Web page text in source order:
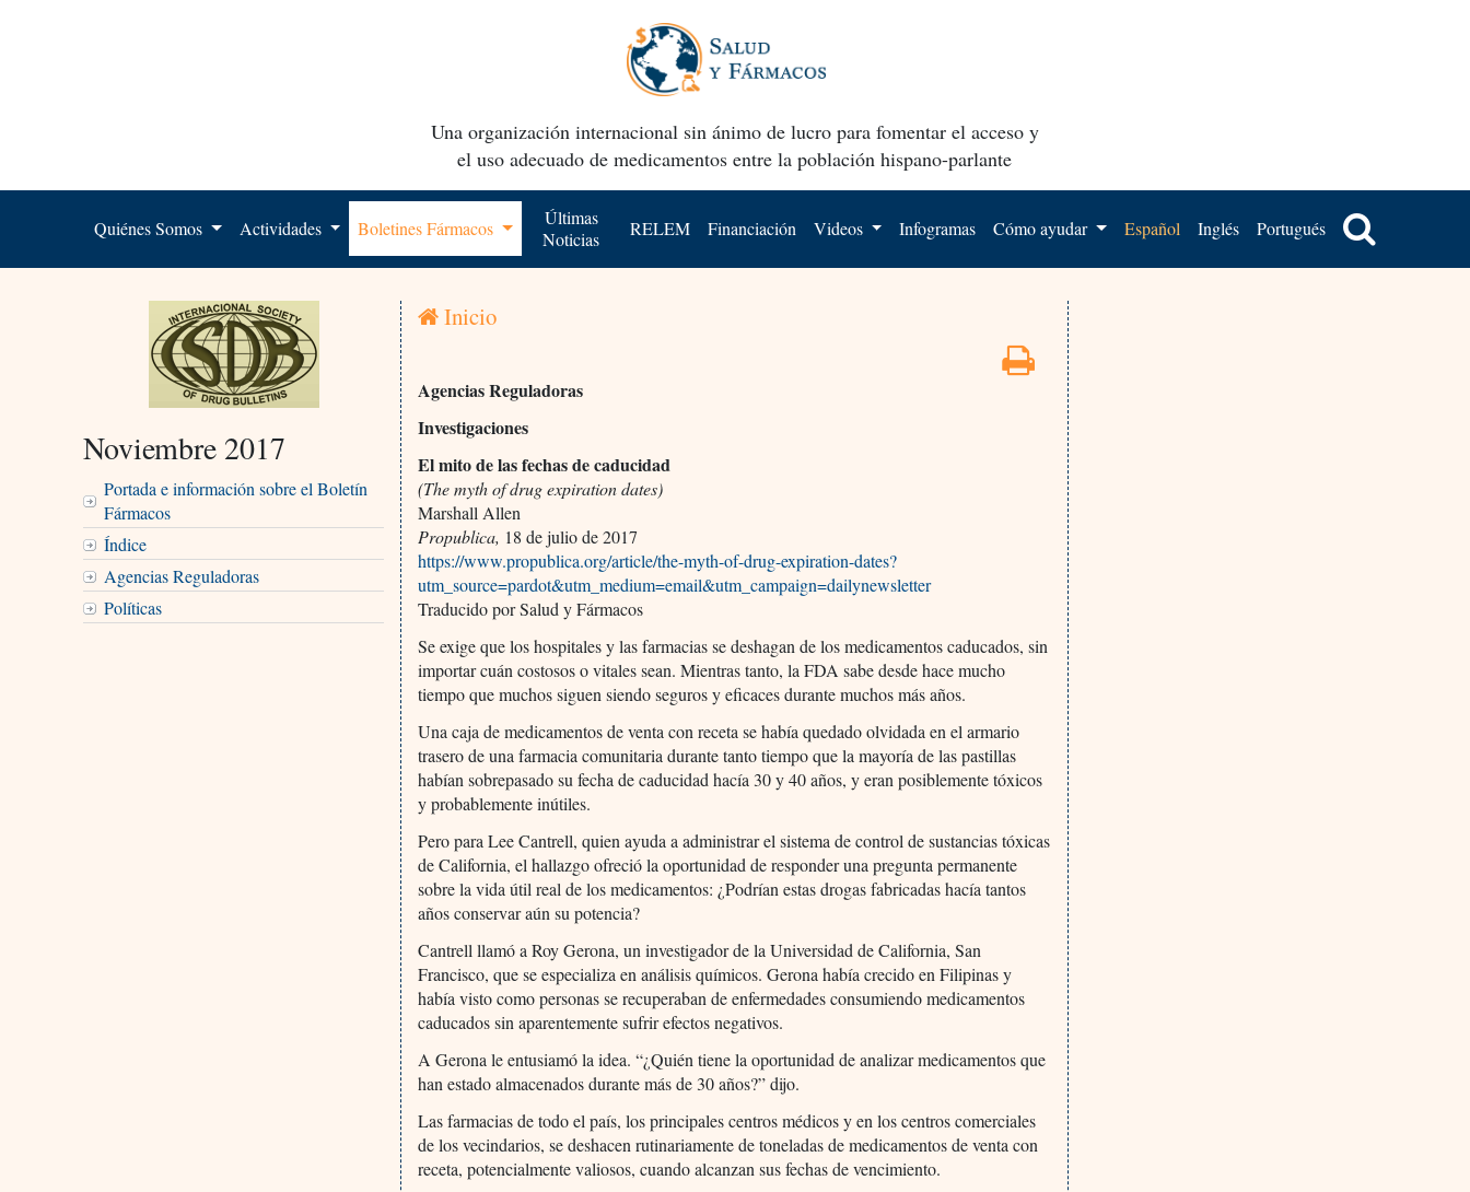
Una organización internacional sin ánimo de lucro para fomentar el acceso y
el uso adecuado de medicamentos entre la población hispano-parlante
Quiénes Somos Actividades Boletines Fármacos
Últimas
Noticias
RELEM Financiación Videos Infogramas Cómo ayudar Español Inglés Portugués
Noviembre 2017
Portada e información sobre el Boletín
Fármacos
Índice
Agencias Reguladoras
Políticas
Inicio
Agencias Reguladoras
Investigaciones
El mito de las fechas de caducidad
(The myth of drug expiration dates)
Marshall Allen
Propublica, 18 de julio de 2017
https://www.propublica.org/article/the-myth-of-drug-expiration-dates?
utm_source=pardot&utm_medium=email&utm_campaign=dailynewsletter
Traducido por Salud y Fármacos
Se exige que los hospitales y las farmacias se deshagan de los medicamentos caducados, sin
importar cuán costosos o vitales sean. Mientras tanto, la FDA sabe desde hace mucho
tiempo que muchos siguen siendo seguros y eficaces durante muchos más años.
Una caja de medicamentos de venta con receta se había quedado olvidada en el armario
trasero de una farmacia comunitaria durante tanto tiempo que la mayoría de las pastillas
habían sobrepasado su fecha de caducidad hacía 30 y 40 años, y eran posiblemente tóxicos
y probablemente inútiles.
Pero para Lee Cantrell, quien ayuda a administrar el sistema de control de sustancias tóxicas
de California, el hallazgo ofreció la oportunidad de responder una pregunta permanente
sobre la vida útil real de los medicamentos: ¿Podrían estas drogas fabricadas hacía tantos
años conservar aún su potencia?
Cantrell llamó a Roy Gerona, un investigador de la Universidad de California, San
Francisco, que se especializa en análisis químicos. Gerona había crecido en Filipinas y
había visto como personas se recuperaban de enfermedades consumiendo medicamentos
caducados sin aparentemente sufrir efectos negativos.
A Gerona le entusiamó la idea. “¿Quién tiene la oportunidad de analizar medicamentos que
han estado almacenados durante más de 30 años?” dijo.
Las farmacias de todo el país, los principales centros médicos y en los centros comerciales
de los vecindarios, se deshacen rutinariamente de toneladas de medicamentos de venta con
receta, potencialmente valiosos, cuando alcanzan sus fechas de vencimiento.